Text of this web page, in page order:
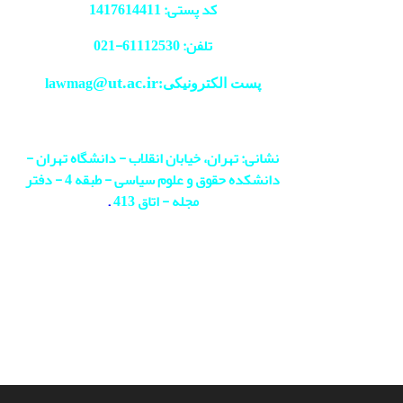
کد پستی: 1417614411
تلفن: 61112530-
021
پست الکترونیکی:lawmag@ut.ac.ir
نشانی: تهران، خیابان انقلاب - دانشگاه تهران -
دانشکده حقوق و علوم سیاسی - طبقه 4 - دفتر
مجله - اتاق 413
.